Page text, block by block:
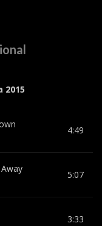
2015
4:49
5:07
3:33